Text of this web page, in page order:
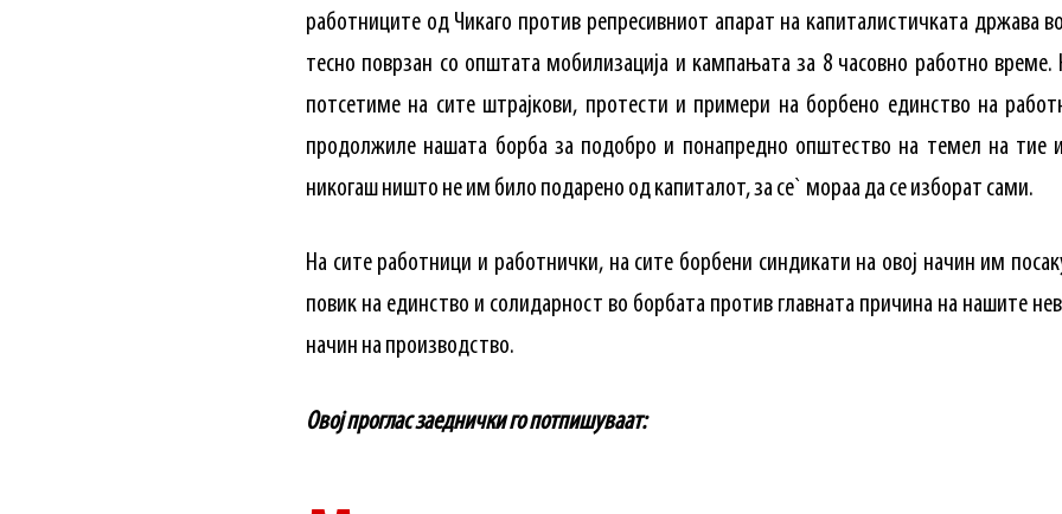
работниците од Чикаго против репресивниот апарат на капиталистичката држава
тесно поврзан со општата мобилизација и кампањата за 8 часовно работно
потсетиме на сите штрајкови, протести и примери на борбено единство на
продолжиле нашата борба за подобро и понапредно општество на темел на тие
никогаш ништо не им било подарено од капиталот, за се` мораа да се изборат сами.
На сите работници и работнички, на сите борбени синдикати на овој начин им
повик на единство и солидарност во борбата против главната причина на нашите
начин на производство.
Овој проглас заеднички го потпишуваат: